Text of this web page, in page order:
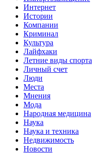
Интернет
Истории
Компании
Криминал
Культура
Лайфхаки
Летние виды спорта
Личный счет
Люди
Места
Мнения
Мода
Народная медицина
Наука
Наука и техника
Недвижимость
Новости